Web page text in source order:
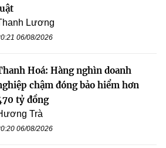
Lương
06/08/2026
Hoá: Hàng nghìn doanh
chậm đóng bảo hiểm hơn
tỷ đồng
Trà
06/08/2026